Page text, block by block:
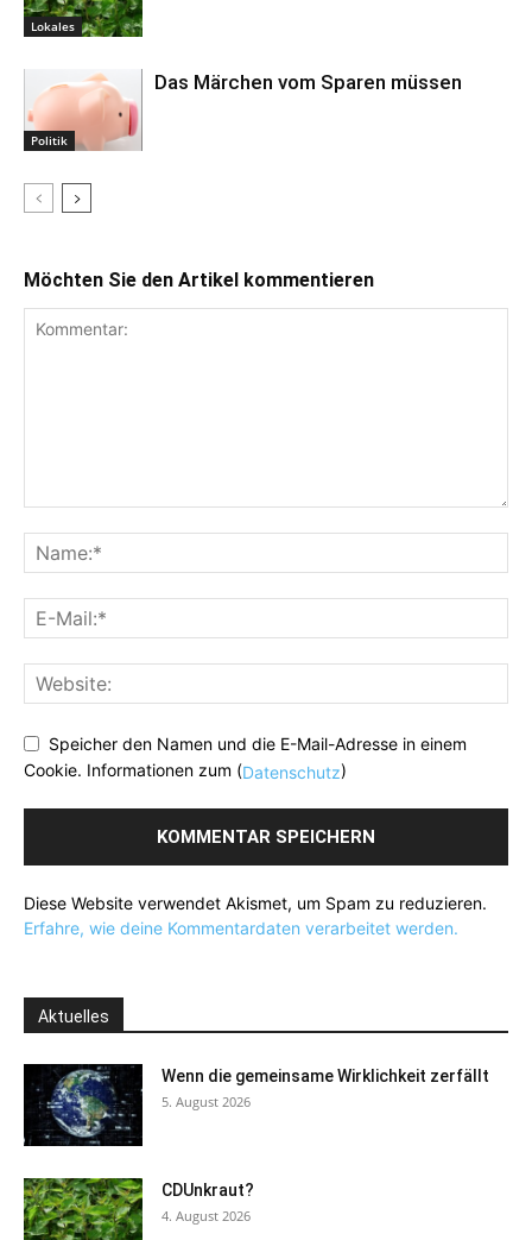
Lokales
Politik
Das Märchen vom Sparen müssen
Möchten Sie den Artikel kommentieren
Speicher den Namen und die E-Mail-Adresse in einem
Cookie. Informationen zum (Datenschutz)
Diese Website verwendet Akismet, um Spam zu reduzieren.
Erfahre, wie deine Kommentardaten verarbeitet werden.
Aktuelles
Wenn die gemeinsame Wirklichkeit zerfällt
5. August 2026
CDUnkraut?
4. August 2026